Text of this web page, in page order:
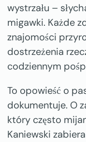
wystrzału –
migawki. Każde
znajomości
dostrzeżenia
codziennym
To opowieść o
dokumentuje. O
który często
Kaniewski